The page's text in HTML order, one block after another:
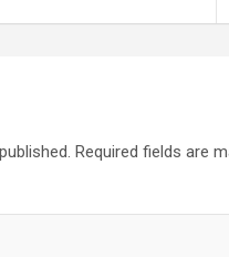
Required fields are